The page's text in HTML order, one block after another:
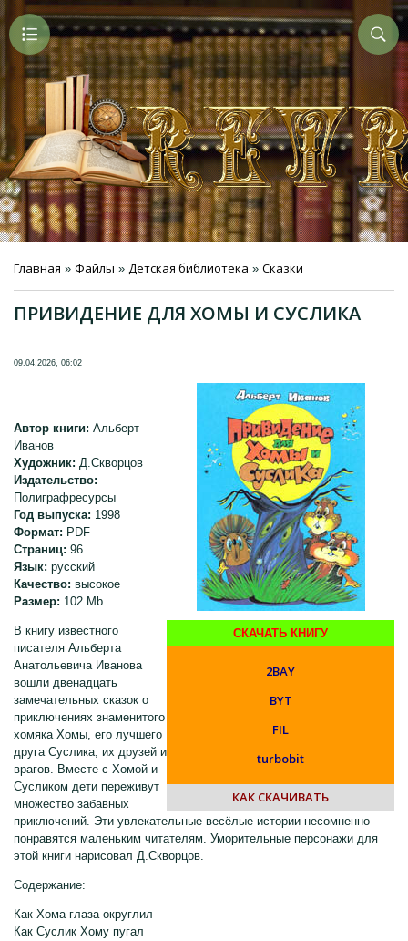
Главная » Файлы » Детская библиотека » Сказки
ПРИВИДЕНИЕ ДЛЯ ХОМЫ И СУСЛИКА
09.04.2026, 06:02
СКАЧАТЬ КНИГУ
2BAY
BYT
FIL
turbobit
КАК СКАЧИВАТЬ
Автор книги: Альберт
Иванов
Художник: Д.Скворцов
Издательство:
Полиграфресурсы
Год выпуска: 1998
Формат: PDF
Страниц: 96
Язык: русский
Качество: высокое
Размер: 102 Mb
В книгу известного
писателя Альберта
Анатольевича Иванова
вошли двенадцать
замечательных сказок о
приключениях знаменитого
хомяка Хомы, его лучшего
друга Суслика, их друзей и
врагов. Вместе с Хомой и
Сусликом дети переживут
множество забавных
приключений. Эти увлекательные весёлые истории несомненно
понравятся маленьким читателям. Уморительные персонажи для
этой книги нарисовал Д.Скворцов.
Содержание:
Как Хома глаза округлил
Как Суслик Хому пугал